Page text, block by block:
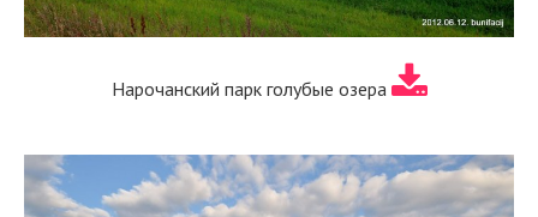
Нарочанский парк голубые озера